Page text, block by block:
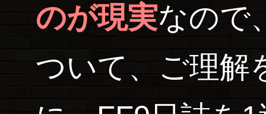
のが現実なので
ついて、ご理解